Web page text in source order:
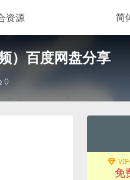
资源
）百度网盘分享
0
免